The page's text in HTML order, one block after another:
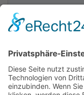
Impressum
Datenschutz